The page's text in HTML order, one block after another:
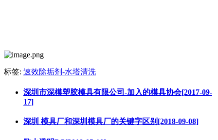
标签: 速效除垢剂-水塔清洗
深圳市深模塑胶模具有限公司-加入的模具协会[2017-09-
17]
深圳 模具厂和深圳模具厂的关键字区别[2018-09-08]